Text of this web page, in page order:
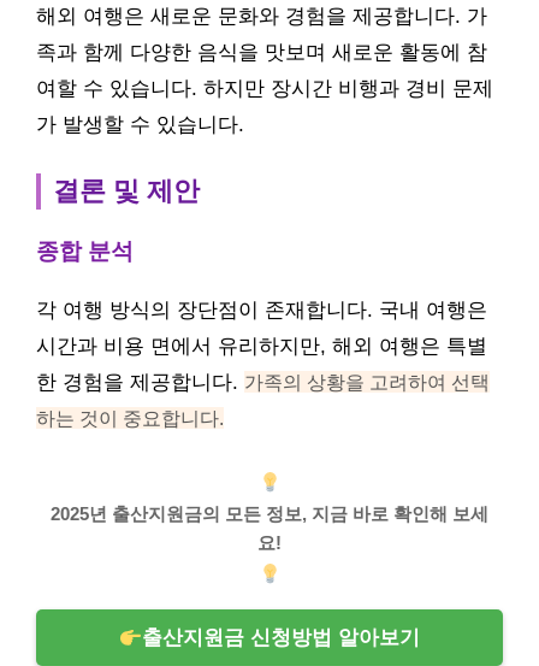
해외 여행은 새로운 문화와 경험을 제공합니다. 가
족과 함께 다양한 음식을 맛보며 새로운 활동에 참
여할 수 있습니다. 하지만 장시간 비행과 경비 문제
가 발생할 수 있습니다.
결론 및 제안
종합 분석
각 여행 방식의 장단점이 존재합니다. 국내 여행은
시간과 비용 면에서 유리하지만, 해외 여행은 특별
한 경험을 제공합니다. 가족의 상황을 고려하여 선택
하는 것이 중요합니다.
2025년 출산지원금의 모든 정보, 지금 바로 확인해 보세
요!
출산지원금 신청방법 알아보기